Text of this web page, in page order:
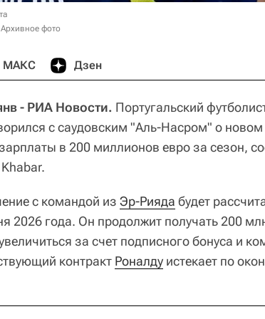
фото
МАКС Дзен
- РИА Новости. Португальский
с саудовским "Аль-Насром" о новом
в 200 миллионов евро за сезон,
с командой из Эр-Рияда будет
2026 года. Он продолжит получать 200
за счет подписного бонуса и
контракт Роналду истекает по